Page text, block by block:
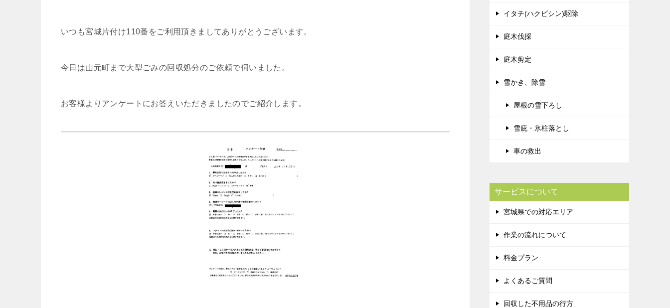
いつも宮城片付け110番をご利用頂きましてありがとうございます。
今日は山元町まで大型ごみの回収処分のご依頼で伺いました。
お客様よりアンケートにお答えいただきましたのでご紹介します。
イタチ(ハクビシン)駆除
庭木伐採
庭木剪定
雪かき、除雪
屋根の雪下ろし
雪庇・氷柱落とし
車の救出
サービスについて
宮城県での対応エリア
作業の流れについて
料金プラン
よくあるご質問
回収した不用品の行方